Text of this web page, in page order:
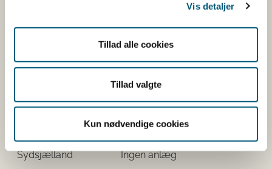
Vis detaljer
Tillad alle cookies
Tillad valgte
Kun nødvendige cookies
Ingen anlæg​
Sydsjælland​ ​Ingen anlæg